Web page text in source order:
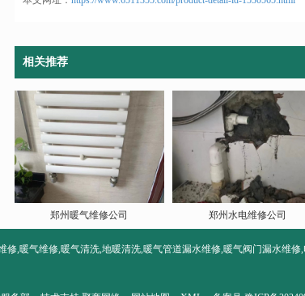
相关推荐
郑州暖气维修公司 郑州水电维修公司
修,暖气维修,暖气清洗,地暖清洗,暖气管道漏水维修,暖气阀门漏水维